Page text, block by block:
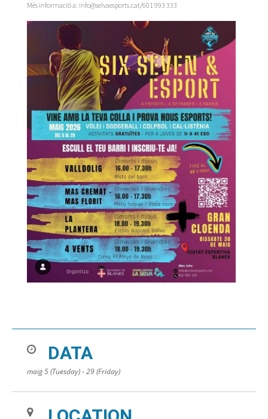
Més informació a: info@selvaesports.cat/601 993 333
DATA
maig 5 (Tuesday) - 29 (Friday)